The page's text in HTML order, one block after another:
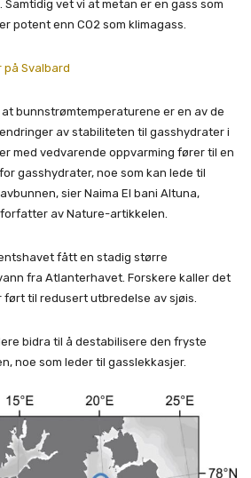
vet vi at metan er en gass som
potent enn CO2 som klimagass.
på Svalbard
bunnstrømtemperaturene er en av de
av stabiliteten til gasshydrater i
med vedvarende oppvarming fører til en
gasshydrater, noe som kan lede til
sier Naima El bani Altuna,
av Nature-artikkelen.
fått en stadig større
fra Atlanterhavet. Forskere kaller det
til redusert utbredelse av sjøis.
bidra til å destabilisere den fryste
noe som leder til gasslekkasjer.